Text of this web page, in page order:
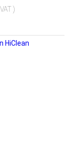
)
HiClean